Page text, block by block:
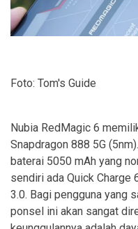
Foto: Tom's Guide
Nubia RedMagic 6
Snapdragon 888 5G
baterai 5050 mAh yang
sendiri ada Quick Charge
3.0. Bagi pengguna yang
ponsel ini akan sangat